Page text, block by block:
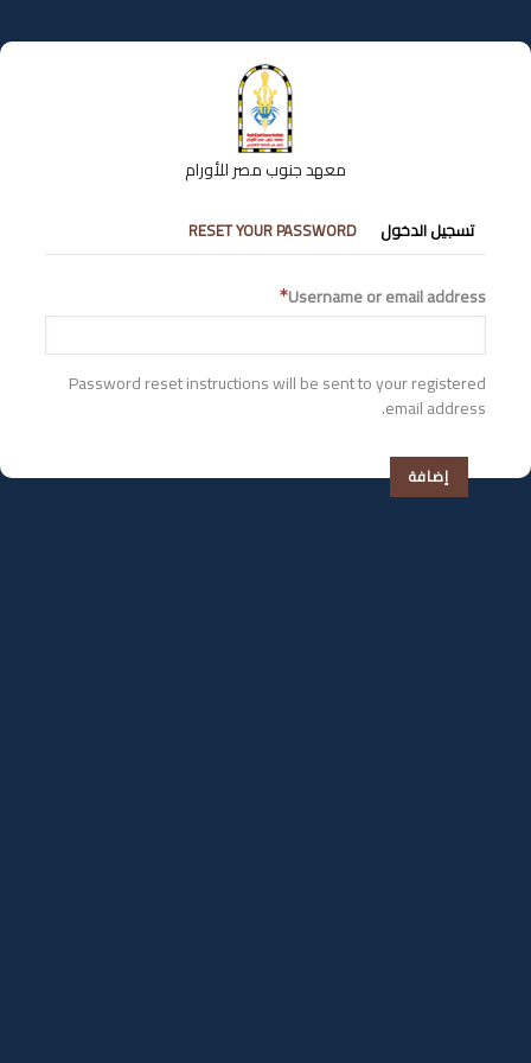
إلى
المحتوى
معهد جنوب مصر للأورام
التبويبات
الأساسية
تسجيل الدخول RESET YOUR PASSWORD
Username or email address
Password reset instructions will be sent to your registered
email address.